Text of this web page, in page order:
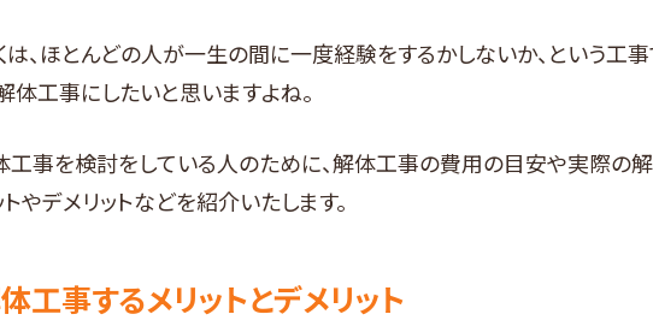
は、ほとんどの人が一生の間に一度経験をするかしないか、という工事
体工事にしたいと思いますよね。
工事を検討をしている人のために、解体工事の費用の目安や実際の
やデメリットなどを紹介いたします。
工事するメリットとデメリット